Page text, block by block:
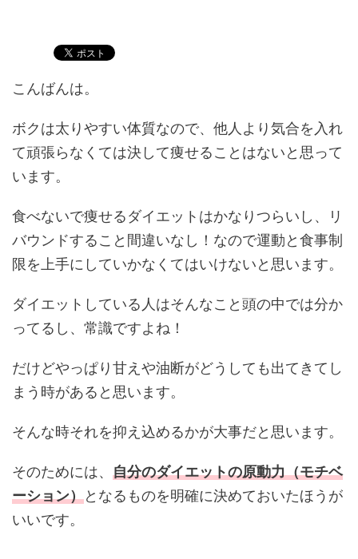
こんばんは。
ボクは太りやすい体質なので、他人より気合を入れ
て頑張らなくては決して痩せることはないと思って
います。
食べないで痩せるダイエットはかなりつらいし、リ
バウンドすること間違いなし！なので運動と食事制
限を上手にしていかなくてはいけないと思います。
ダイエットしている人はそんなこと頭の中では分か
ってるし、常識ですよね！
だけどやっぱり甘えや油断がどうしても出てきてし
まう時があると思います。
そんな時それを抑え込めるかが大事だと思います。
そのためには、 自分のダイエットの原動力（モチベ
ーション）となるものを明確に決めておいたほうが
いいです。